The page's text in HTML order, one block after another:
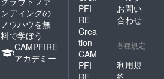
ンディングの
ノウハウを無
料で学ぼう
CAMPFIRE
アカデミー
PFI
RE
Crea
tion
CAM
PFI
お問い
合わせ
各種規定
利用規
約